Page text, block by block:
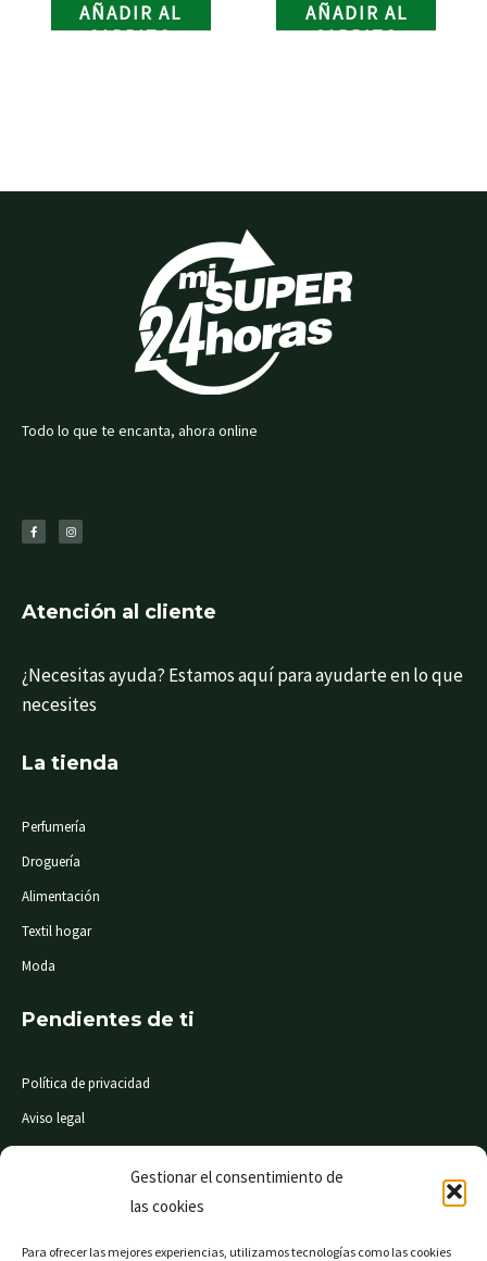
Gestionar el consentimiento de
las cookies
Para ofrecer las mejores experiencias, utilizamos tecnologías como las cookies
AÑADIR AL
CARRITO
AÑADIR AL
CARRITO
Todo lo que te encanta, ahora online
c
e
b
s
t
a
Atención al cliente
¿Necesitas ayuda? Estamos aquí para ayudarte en lo que
necesites
La tienda
Perfumería
Droguería
Alimentación
Textil hogar
Moda
Pendientes de ti
Política de privacidad
Aviso legal
© Mi Súper 24 horas. Todos los derechos reservados